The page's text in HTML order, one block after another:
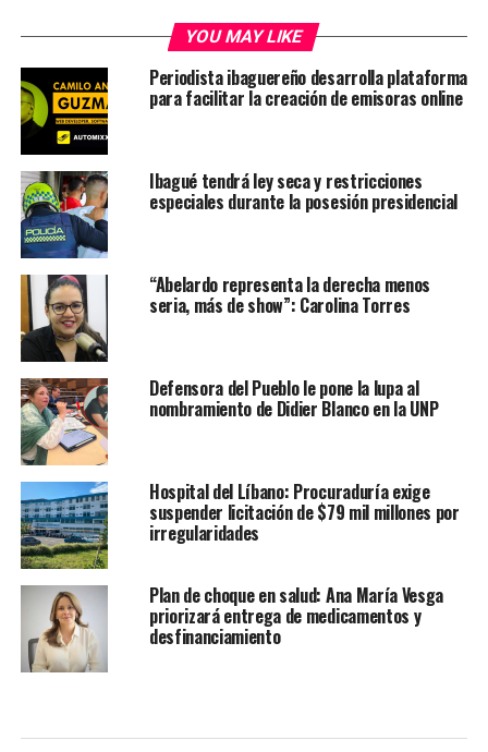
YOU MAY LIKE
Periodista ibaguereño desarrolla plataforma
para facilitar la creación de emisoras online
Ibagué tendrá ley seca y restricciones
especiales durante la posesión presidencial
“Abelardo representa la derecha menos
seria, más de show”: Carolina Torres
Defensora del Pueblo le pone la lupa al
nombramiento de Didier Blanco en la UNP
Hospital del Líbano: Procuraduría exige
suspender licitación de $79 mil millones por
irregularidades
Plan de choque en salud: Ana María Vesga
priorizará entrega de medicamentos y
desfinanciamiento